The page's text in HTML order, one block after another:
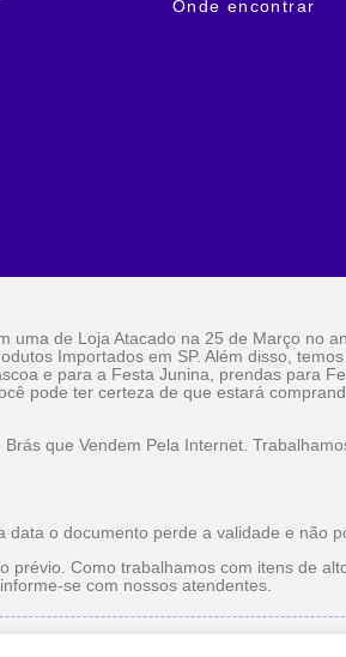
Onde encontrar
de Loja Atacado na 25 de Março no
Importados em SP. Além disso,
e para a Festa Junina, prendas para
pode ter certeza de que estará
que Vendem Pela Internet.
o documento perde a validade e não
Como trabalhamos com itens de
se com nossos atendentes.